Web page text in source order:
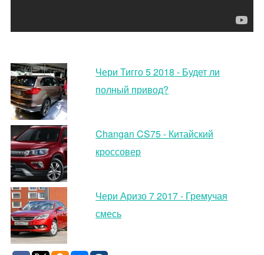
Чери Тигго 5 2018 - Будет ли
полный привод?
Changan CS75 - Китайский
кроссовер
Чери Аризо 7 2017 - Гремучая
смесь